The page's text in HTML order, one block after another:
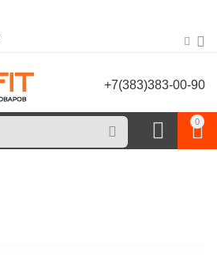
+7(383)383-00-90
0